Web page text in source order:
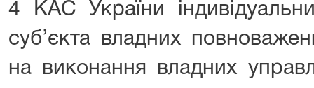
4 КАС України
суб’єкта владних
на виконання владних